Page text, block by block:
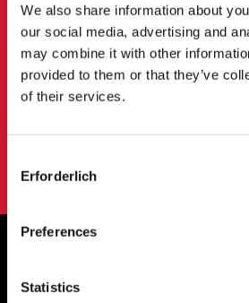
We also share information about
our social media, advertising and
may combine it with other
provided to them or that they’ve
of their services.
Selection
Erforderlich
Preferences
Statistics
Melden Sie sich an, um über
Veranstaltungen und mehr
OFFIZIELLE UK &